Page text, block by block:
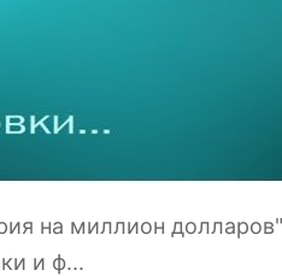
на миллион
и ф...